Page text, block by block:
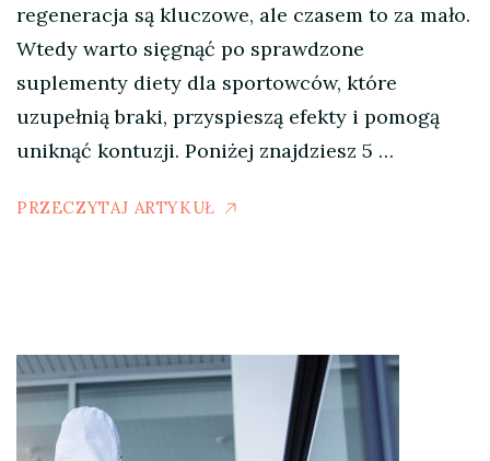
regeneracja są kluczowe, ale czasem to za mało.
Wtedy warto sięgnąć po sprawdzone
suplementy diety dla sportowców, które
uzupełnią braki, przyspieszą efekty i pomogą
uniknąć kontuzji. Poniżej znajdziesz 5 …
PRZECZYTAJ ARTYKUŁ